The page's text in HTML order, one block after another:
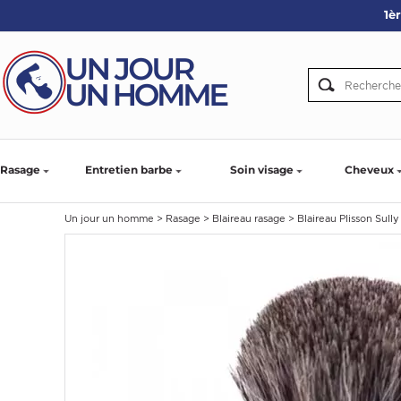
Rasage Entretien barbe Soin visage Cheveux
Un jour un homme > Rasage > Blaireau rasage > Blaireau Plisson Sully